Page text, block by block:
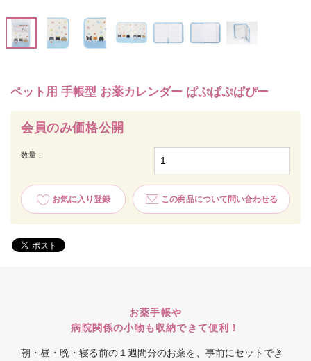
ペット用 手帳型 お薬カレンダー ぱぷぱぷぱぴー
会員のみ価格公開
数量：
お気に入り登録 この商品について問い合わせる
お薬手帳や
病院関係の小物も収納できて便利！
朝・昼・晩・寝る前の１週間分のお薬を、事前にセットでき